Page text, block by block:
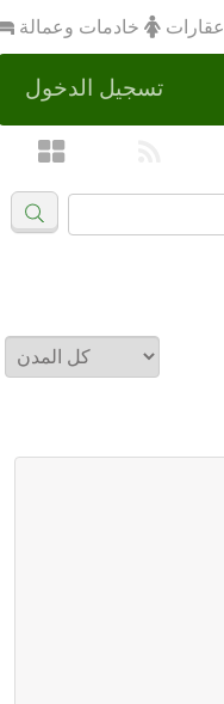
عقارات خادمات وعمالة
تسجيل الدخول